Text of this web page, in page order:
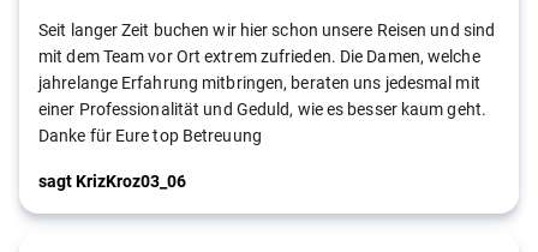
Seit langer Zeit buchen wir hier schon unsere Reisen und sind
mit dem Team vor Ort extrem zufrieden. Die Damen, welche
jahrelange Erfahrung mitbringen, beraten uns jedesmal mit
einer Professionalität und Geduld, wie es besser kaum geht.
Danke für Eure top Betreuung
sagt KrizKroz03_06